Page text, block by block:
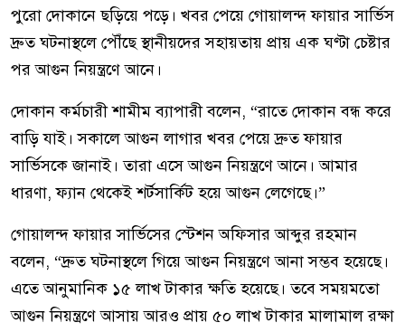
পুরো দোকানে ছড়িয়ে পড়ে। খবর পেয়ে গোয়ালন্দ ফায়ার সার্ভিস
দ্রুত ঘটনাস্থলে পৌঁছে স্থানীয়দের সহায়তায় প্রায় এক ঘণ্টা চেষ্টার
পর আগুন নিয়ন্ত্রণে আনে।
দোকান কর্মচারী শামীম ব্যাপারী বলেন, “রাতে দোকান বন্ধ করে
বাড়ি যাই। সকালে আগুন লাগার খবর পেয়ে দ্রুত ফায়ার
সার্ভিসকে জানাই। তারা এসে আগুন নিয়ন্ত্রণে আনে। আমার
ধারণা, ফ্যান থেকেই শর্টসার্কিট হয়ে আগুন লেগেছে।”
গোয়ালন্দ ফায়ার সার্ভিসের স্টেশন অফিসার আব্দুর রহমান
বলেন, “দ্রুত ঘটনাস্থলে গিয়ে আগুন নিয়ন্ত্রণে আনা সম্ভব হয়েছে।
এতে আনুমানিক ১৫ লাখ টাকার ক্ষতি হয়েছে। তবে সময়মতো
আগুন নিয়ন্ত্রণে আসায় আরও প্রায় ৫০ লাখ টাকার মালামাল রক্ষা